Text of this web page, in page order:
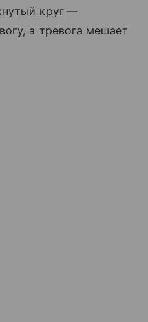
круг —
а тревога мешает